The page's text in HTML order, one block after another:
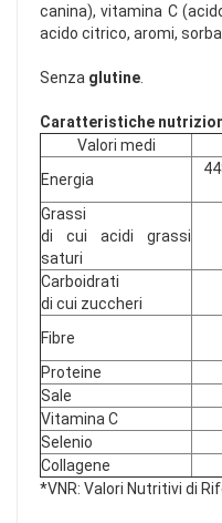
canina), vitamina C
acido citrico, aromi,
Senza glutine.
Caratteristiche
Valori medi
Energia
Grassi
di cui acidi grassi
saturi
Carboidrati
di cui zuccheri
Fibre
Proteine
Sale
Vitamina C
Selenio
Collagene
*VNR: Valori Nutritivi di